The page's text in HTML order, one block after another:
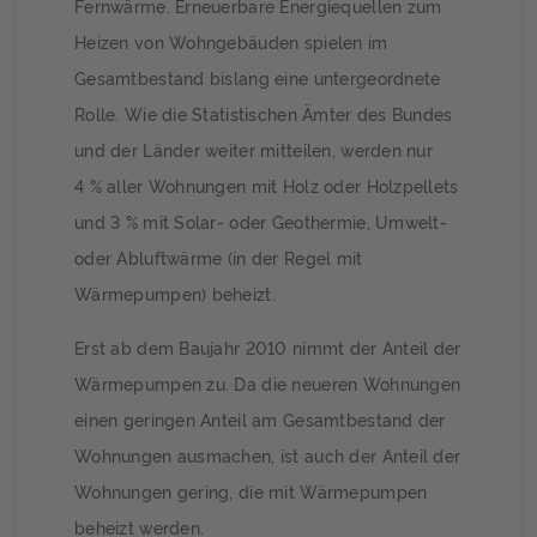
Fernwärme. Erneuerbare Energiequellen zum
Heizen von Wohngebäuden spielen im
Gesamtbestand bislang eine untergeordnete
Rolle. Wie die Statistischen Ämter des Bundes
und der Länder weiter mitteilen, werden nur
4 % aller Wohnungen mit Holz oder Holzpellets
und 3 % mit Solar- oder Geothermie, Umwelt-
oder Abluftwärme (in der Regel mit
Wärmepumpen) beheizt.
Erst ab dem Baujahr 2010 nimmt der Anteil der
Wärmepumpen zu. Da die neueren Wohnungen
einen geringen Anteil am Gesamtbestand der
Wohnungen ausmachen, ist auch der Anteil der
Wohnungen gering, die mit Wärmepumpen
beheizt werden.